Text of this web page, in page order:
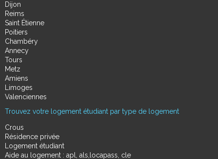
Dijon
Reims
Saint Étienne
Poitiers
Chambéry
Annecy
Tours
Metz
Amiens
Limoges
Valenciennes
Trouvez votre logement étudiant par type de logement
Crous
Résidence privée
Logement étudiant
Aide au logement : apl, als,locapass, cle